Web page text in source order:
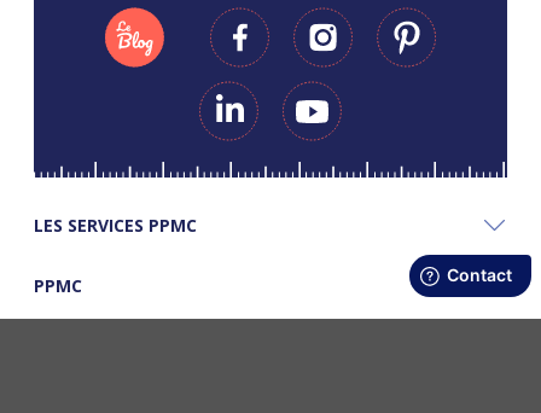
LES SERVICES PPMC
PPMC